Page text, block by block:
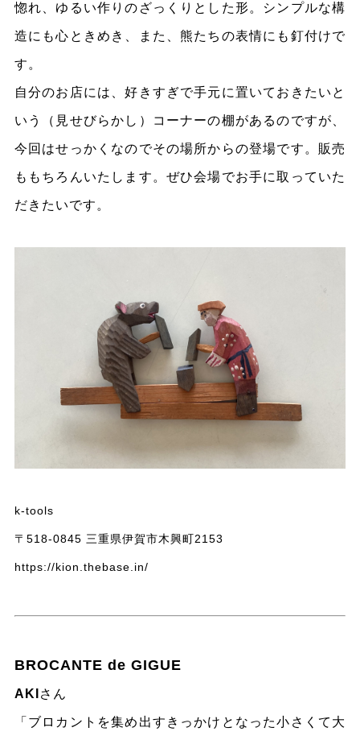
惚れ、ゆるい作りのざっくりとした形。シンプルな構
造にも心ときめき、また、熊たちの表情にも釘付けで
す。
自分のお店には、好きすぎで手元に置いておきたいと
いう（見せびらかし）コーナーの棚があるのですが、
今回はせっかくなのでその場所からの登場です。販売
ももちろんいたします。ぜひ会場でお手に取っていた
だきたいです。
k-tools
〒518-0845 三重県伊賀市木興町2153
https://kion.thebase.in/
BROCANTE de GIGUE
AKI さん
「ブロカントを集め出すきっかけとなった小さくて大